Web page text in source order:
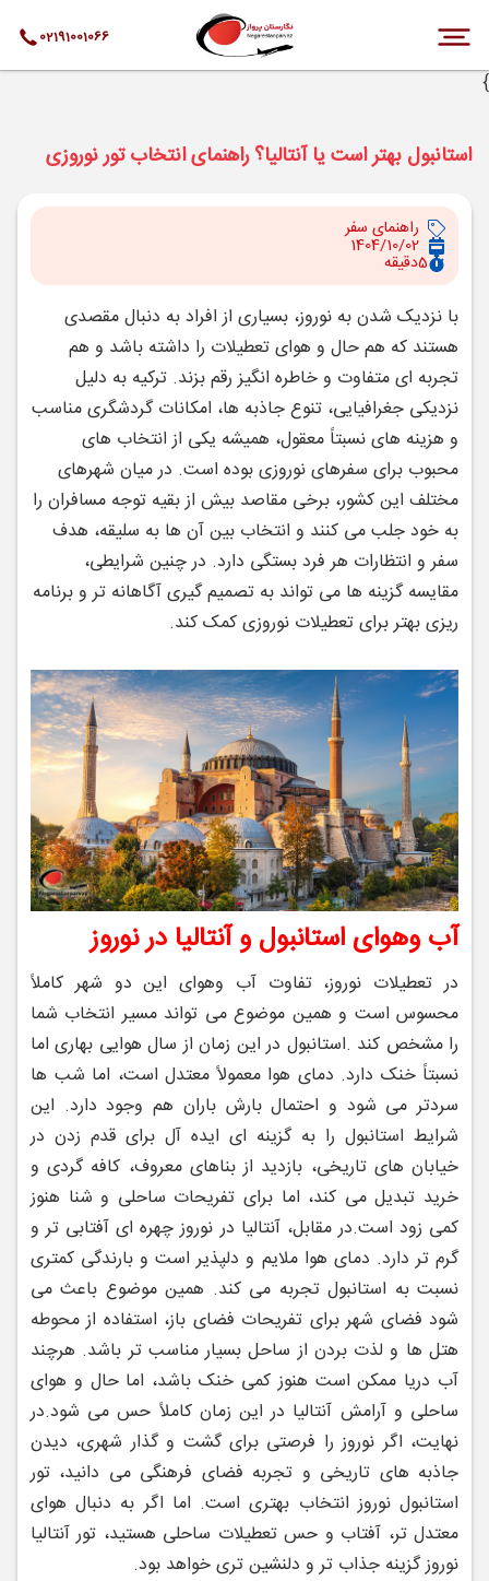
02191001066
}
استانبول بهتر است یا آنتالیا؟ راهنمای انتخاب تور نوروزی
راهنمای سفر
1404/10/02
5دقیقه
با نزدیک شدن به نوروز، بسیاری از افراد به دنبال مقصدی
هستند که هم حال ‌و هوای تعطیلات را داشته باشد و هم
تجربه ‌ای متفاوت و خاطره‌ انگیز رقم بزند. ترکیه به دلیل
نزدیکی جغرافیایی، تنوع جاذبه‌ ها، امکانات گردشگری مناسب
و هزینه‌ های نسبتاً معقول، همیشه یکی از انتخاب ‌های
محبوب برای سفرهای نوروزی بوده است. در میان شهرهای
مختلف این کشور، برخی مقاصد بیش از بقیه توجه مسافران را
به خود جلب می‌ کنند و انتخاب بین آن ‌ها به سلیقه، هدف
سفر و انتظارات هر فرد بستگی دارد. در چنین شرایطی،
مقایسه گزینه‌ ها می ‌تواند به تصمیم ‌گیری آگاهانه ‌تر و برنامه‌
ریزی بهتر برای تعطیلات نوروزی کمک کند.
آب ‌وهوای استانبول و آنتالیا در نوروز
در تعطیلات نوروز، تفاوت آب‌ وهوای این دو شهر کاملاً
محسوس است و همین موضوع می ‌تواند مسیر انتخاب شما
را مشخص کند .استانبول در این زمان از سال هوایی بهاری اما
نسبتاً خنک دارد. دمای هوا معمولاً معتدل است، اما شب‌ ها
سردتر می‌ شود و احتمال بارش باران هم وجود دارد. این
شرایط استانبول را به گزینه ‌ای ایده ‌آل برای قدم ‌زدن در
خیابان ‌های تاریخی، بازدید از بناهای معروف، کافه‌ گردی و
خرید تبدیل می ‌کند، اما برای تفریحات ساحلی و شنا هنوز
کمی زود است.در مقابل، آنتالیا در نوروز چهره ‌ای آفتابی ‌تر و
گرم ‌تر دارد. دمای هوا ملایم و دلپذیر است و بارندگی کمتری
نسبت به استانبول تجربه می ‌کند. همین موضوع باعث می
‌شود فضای شهر برای تفریحات فضای باز، استفاده از محوطه
هتل ‌ها و لذت بردن از ساحل بسیار مناسب ‌تر باشد. هرچند
آب دریا ممکن است هنوز کمی خنک باشد، اما حال ‌و هوای
ساحلی و آرامش آنتالیا در این زمان کاملاً حس می ‌شود.در
نهایت، اگر نوروز را فرصتی برای گشت ‌و گذار شهری، دیدن
جاذبه ‌های تاریخی و تجربه فضای فرهنگی می‌ دانید، تور
استانبول نوروز انتخاب بهتری است. اما اگر به دنبال هوای
معتدل ‌تر، آفتاب و حس تعطیلات ساحلی هستید، تور آنتالیا
نوروز گزینه جذاب ‌تر و دلنشین ‌تری خواهد بود.